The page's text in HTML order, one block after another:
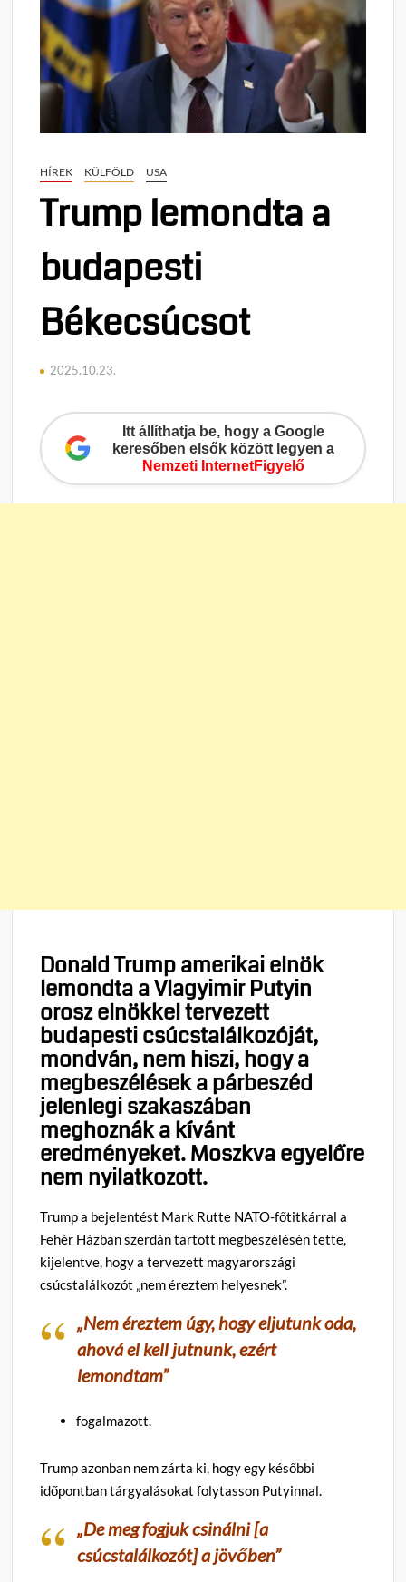
HÍREK KÜLFÖLD USA
Trump lemondta a
budapesti
Békecsúcsot
2025.10.23.
Itt állíthatja be, hogy a Google
keresőben elsők között legyen a
Nemzeti InternetFigyelő
Donald Trump amerikai elnök
lemondta a Vlagyimir Putyin
orosz elnökkel tervezett
budapesti csúcstalálkozóját,
mondván, nem hiszi, hogy a
megbeszélések a párbeszéd
jelenlegi szakaszában
meghoznák a kívánt
eredményeket. Moszkva egyelőre
nem nyilatkozott.
Trump a bejelentést Mark Rutte NATO-főtitkárral a
Fehér Házban szerdán tartott megbeszélésén tette,
kijelentve, hogy a tervezett magyarországi
csúcstalálkozót „nem éreztem helyesnek”.
„Nem éreztem úgy, hogy eljutunk oda,
ahová el kell jutnunk, ezért
lemondtam”
fogalmazott.
Trump azonban nem zárta ki, hogy egy későbbi
időpontban tárgyalásokat folytasson Putyinnal.
„De meg fogjuk csinálni [a
csúcstalálkozót] a jövőben”